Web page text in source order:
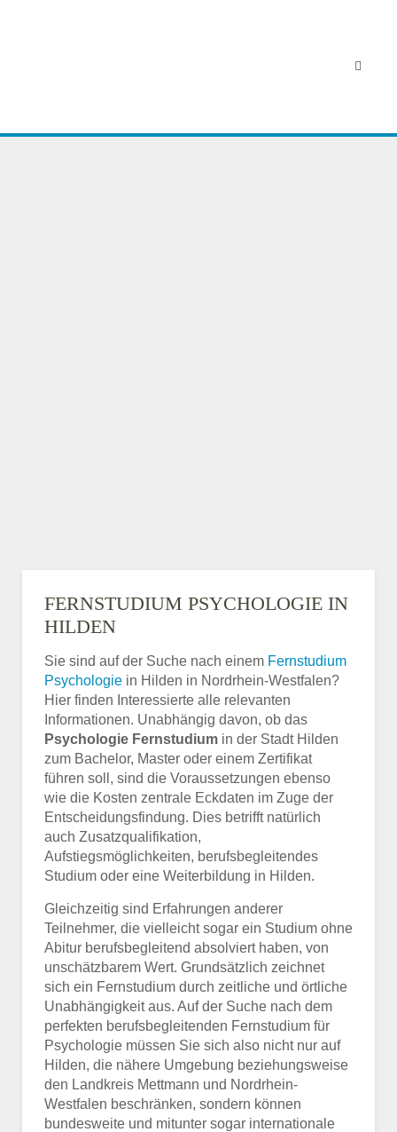
FERNSTUDIUM PSYCHOLOGIE IN
HILDEN
Sie sind auf der Suche nach einem Fernstudium
Psychologie in Hilden in Nordrhein-Westfalen?
Hier finden Interessierte alle relevanten
Informationen. Unabhängig davon, ob das
Psychologie Fernstudium in der Stadt Hilden
zum Bachelor, Master oder einem Zertifikat
führen soll, sind die Voraussetzungen ebenso
wie die Kosten zentrale Eckdaten im Zuge der
Entscheidungsfindung. Dies betrifft natürlich
auch Zusatzqualifikation,
Aufstiegsmöglichkeiten, berufsbegleitendes
Studium oder eine Weiterbildung in Hilden.
Gleichzeitig sind Erfahrungen anderer
Teilnehmer, die vielleicht sogar ein Studium ohne
Abitur berufsbegleitend absolviert haben, von
unschätzbarem Wert. Grundsätzlich zeichnet
sich ein Fernstudium durch zeitliche und örtliche
Unabhängigkeit aus. Auf der Suche nach dem
perfekten berufsbegleitenden Fernstudium für
Psychologie müssen Sie sich also nicht nur auf
Hilden, die nähere Umgebung beziehungsweise
den Landkreis Mettmann und Nordrhein-
Westfalen beschränken, sondern können
bundesweite und mitunter sogar internationale